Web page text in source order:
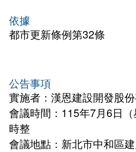
都更審議專區
危老重建計畫
都市更新整建維
教戰手冊
影像成果
都更小百科
公職人員及關係人身分關係
依據
都市更新條例第32條
公告事項
實施者：漢恩建設開發股
會議時間：115年7月6日
時整
會議地點：新北市中和區